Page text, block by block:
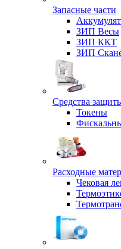
Запасные части
ЗИП Весы
ЗИП ККТ
ЗИП
Средства
Токены
Расходные
Чековая